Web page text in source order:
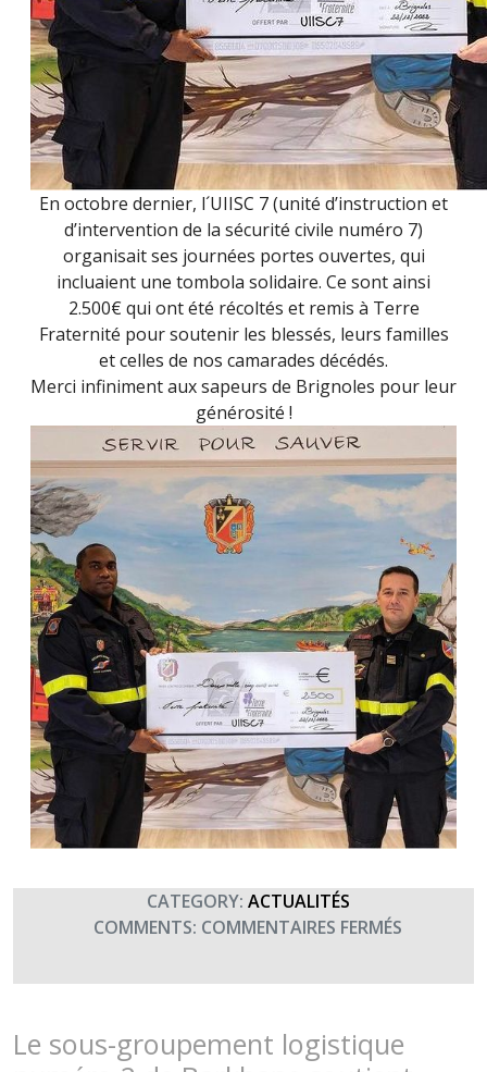
En octobre dernier, l´UIISC 7(unité d’instruction et
d’intervention de la sécurité civile numéro 7)
organisait ses journées portes ouvertes, qui
incluaient une tombola solidaire. Ce sont ainsi
2.500€ qui ont été récoltés et remis à Terre
Fraternité pour soutenir les blessés, leurs familles
et celles de nos camarades décédés.
Merci infiniment aux sapeurs de Brignoles pour leur
générosité !
CATEGORY: ACTUALITÉS
COMMENTS: COMMENTAIRES FERMÉS
À
DE
Le sous-groupement logistique